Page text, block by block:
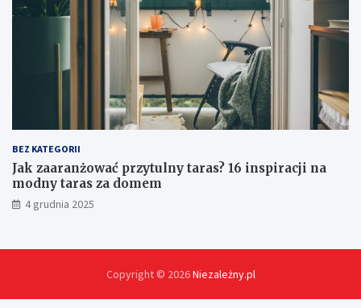
BEZ KATEGORII
Jak zaaranżować przytulny taras? 16 inspiracji na
modny taras za domem
4 grudnia 2025
Copyright © 2026Niezależny.pl